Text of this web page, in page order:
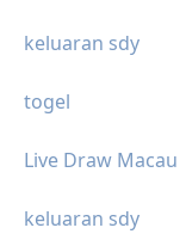
keluaran sdy
togel
Live Draw Macau
keluaran sdy